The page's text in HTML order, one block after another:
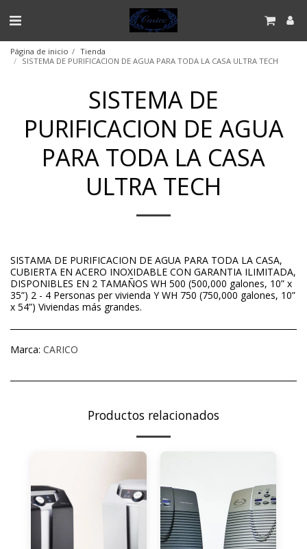
Página de inicio
Tienda
SISTEMA DE PURIFICACION DE AGUA PARA TODA LA CASA ULTRA TECH
SISTEMA DE
PURIFICACION DE AGUA
PARA TODA LA CASA
ULTRA TECH
SISTAMA DE PURIFICACION DE AGUA PARA TODA LA CASA,
CUBIERTA EN ACERO INOXIDABLE CON GARANTIA ILIMITADA,
DISPONIBLES EN 2 TAMAÑOS WH 500 (500,000 galones, 10” x
35”) 2 - 4 Personas per vivienda Y WH 750 (750,000 galones, 10”
x 54”) Viviendas más grandes.
Marca: CARICO
Productos relacionados